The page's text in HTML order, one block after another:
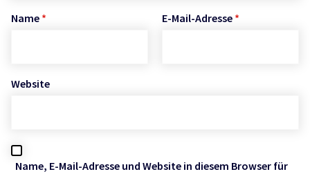
Name * E-Mail-Adresse *
Website
Name, E-Mail-Adresse und Website in diesem Browser für